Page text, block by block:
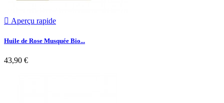
 Aperçu rapide
Huile de Rose Musquée Bio...
43,90 €